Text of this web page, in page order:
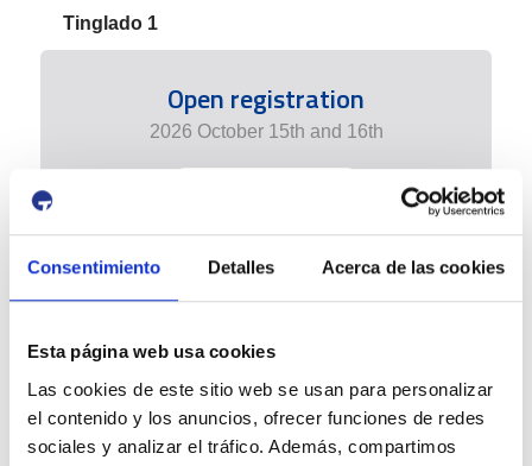
Consentimiento Detalles Acerca de las cookies
Esta página web usa cookies
Las cookies de este sitio web se usan para personalizar
el contenido y los anuncios, ofrecer funciones de redes
sociales y analizar el tráfico. Además, compartimos
Tinglado 1
Open registration
2026 October 15th and 16th